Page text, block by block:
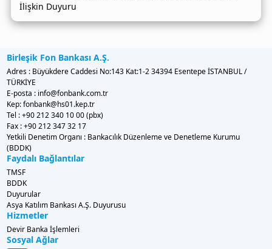
İlişkin Duyuru
Birleşik Fon Bankası A.Ş.
Adres : Büyükdere Caddesi No:143 Kat:1-2 34394 Esentepe İSTANBUL /
TÜRKİYE
E-posta : info@fonbank.com.tr
Kep: fonbank@hs01.kep.tr
Tel : +90 212 340 10 00 (pbx)
Fax : +90 212 347 32 17
Yetkili Denetim Organı : Bankacılık Düzenleme ve Denetleme Kurumu
(BDDK)
Faydalı Bağlantılar
TMSF
BDDK
Duyurular
Asya Katılım Bankası A.Ş. Duyurusu
Hizmetler
Devir Banka İşlemleri
Sosyal Ağlar